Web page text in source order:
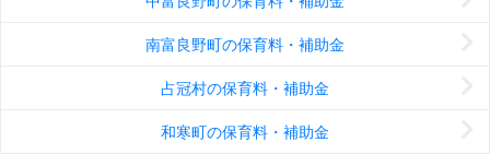
南富良野町の保育料・補助金
占冠村の保育料・補助金
和寒町の保育料・補助金